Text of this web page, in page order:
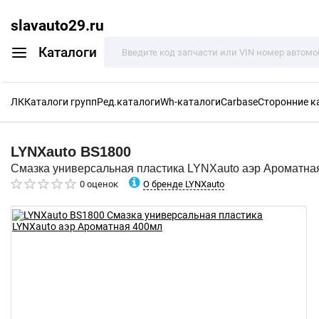
slavauto29.ru
Каталоги
ЛККаталоги группРед.каталогиWh-каталогиCarbaseСторонние
LYNXauto BS1800
Смазка универсальная пластика LYNXauto аэр
0 оценок О бренде LYNXauto